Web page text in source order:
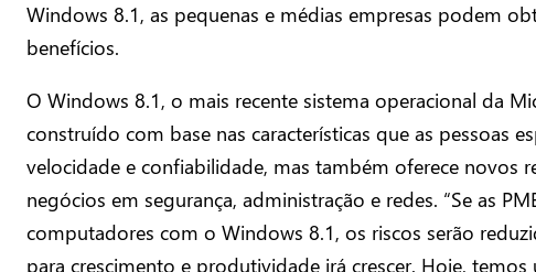
Windows 8.1, as pequenas e médias empresas podem
benefícios.
O Windows 8.1, o mais recente sistema operacional da
construído com base nas características que as pessoas
velocidade e confiabilidade, mas também oferece novos
negócios em segurança, administração e redes. “Se as
computadores com o Windows 8.1, os riscos serão
para crescimento e produtividade irá crescer. Hoje, temos